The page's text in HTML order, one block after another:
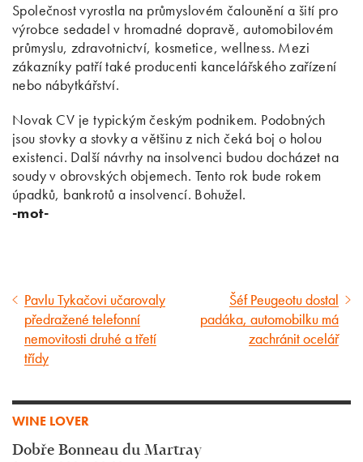
Společnost vyrostla na průmyslovém čalounění a šití pro
výrobce sedadel v hromadné dopravě, automobilovém
průmyslu, zdravotnictví, kosmetice, wellness. Mezi
zákazníky patří také producenti kancelářského zařízení
nebo nábytkářství.
Novak CV je typickým českým podnikem. Podobných
jsou stovky a stovky a většinu z nich čeká boj o holou
existenci. Další návrhy na insolvenci budou docházet na
soudy v obrovských objemech. Tento rok bude rokem
úpadků, bankrotů a insolvencí. Bohužel.
-mot-
Předcházející
článek
Pavlu Tykačovi učarovaly
předražené telefonní
nemovitosti druhé a třetí
třídy
Následující
článek
Šéf Peugeotu dostal
padáka, automobilku má
zachránit ocelář
WINE LOVER
Dobře Bonneau du Martray